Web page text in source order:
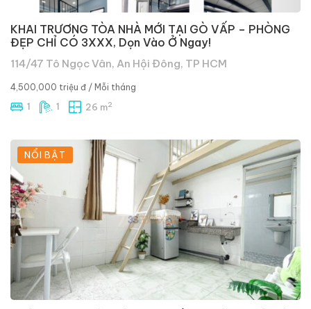
KHAI TRƯƠNG TÒA NHÀ MỚI TẠI GÒ VẤP – PHÒNG
ĐẸP CHỈ CÓ 3XXX, Dọn Vào Ở Ngay!
114/47 Tô Ngọc Vân, An Hội Đông, TP HCM
4,500,000 triệu đ / Mỗi tháng
1 1 26 m2
NỔI BẬT